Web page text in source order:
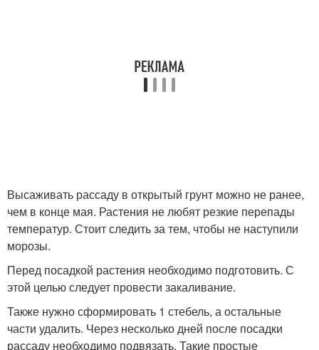
Высаживать рассаду в открытый грунт можно не ранее,
чем в конце мая. Растения не любят резкие перепады
температур. Стоит следить за тем, чтобы не наступили
морозы.
Перед посадкой растения необходимо подготовить. С
этой целью следует провести закаливание.
Также нужно сформировать 1 стебель, а остальные
части удалить. Через несколько дней после посадки
рассаду необходимо подвязать. Такие простые